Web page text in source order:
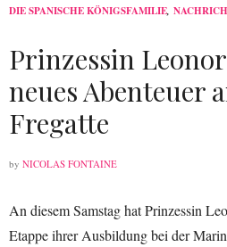
DIE SPANISCHE KÖNIGSFAMILIE,
Prinzessin
neues Abenteuer
Fregatte
by NICOLAS FONTAINE
An diesem Samstag hat Prinzessin
Etappe ihrer Ausbildung bei der